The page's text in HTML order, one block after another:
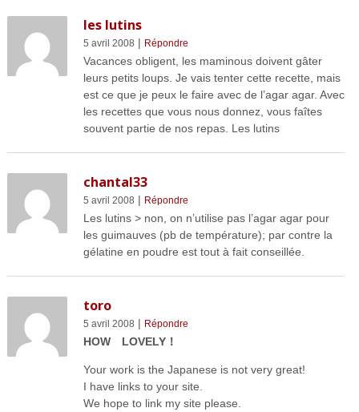
les lutins
5 avril 2008 | Répondre
Vacances obligent, les maminous doivent gâter
leurs petits loups. Je vais tenter cette recette, mais
est ce que je peux le faire avec de l’agar agar. Avec
les recettes que vous nous donnez, vous faîtes
souvent partie de nos repas. Les lutins
chantal33
5 avril 2008 | Répondre
Les lutins > non, on n’utilise pas l’agar agar pour
les guimauves (pb de température); par contre la
gélatine en poudre est tout à fait conseillée.
toro
5 avril 2008 | Répondre
HOW LOVELY！
Your work is the Japanese is not very great!
I have links to your site.
We hope to link my site please.